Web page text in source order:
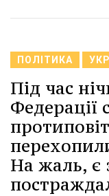
ПОЛІТИКА
Під час
Федерації
На жаль, є